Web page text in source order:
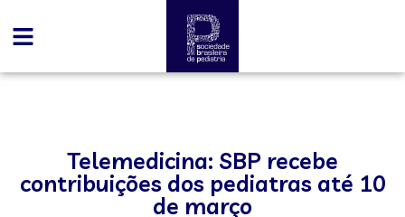
Telemedicina: SBP recebe
contribuições dos pediatras até 10
de março